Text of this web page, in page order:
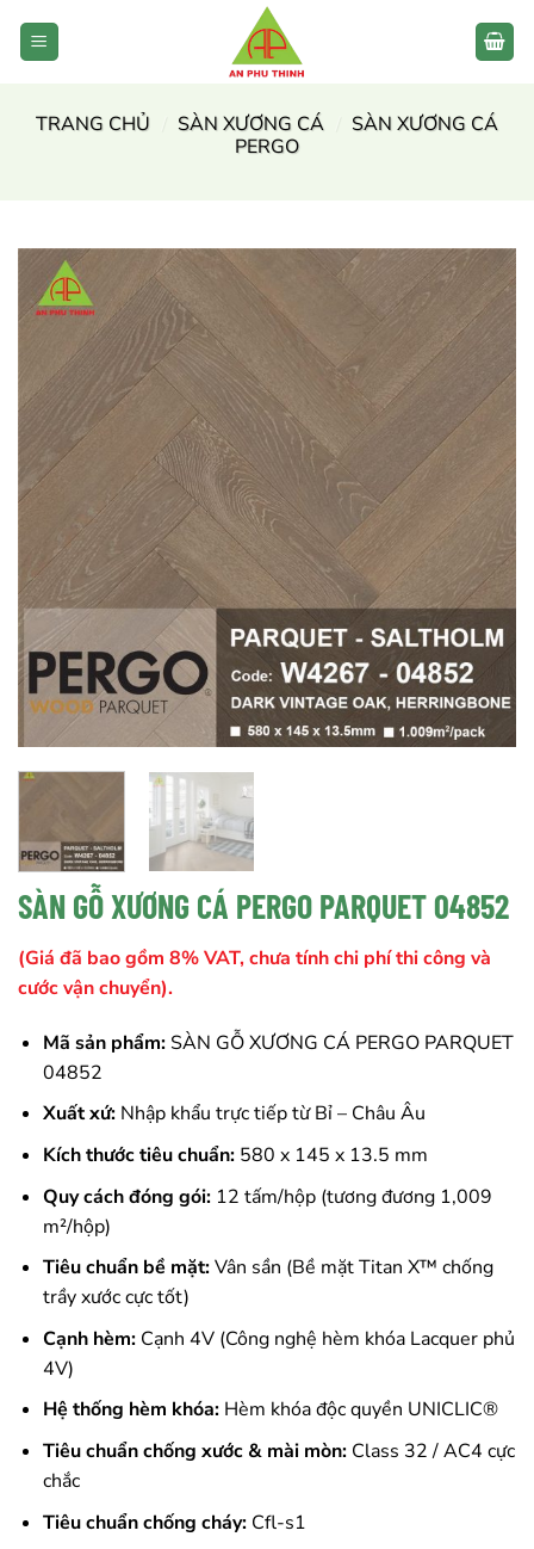
TRANG CHỦ
SÀN XƯƠNG CÁ
SÀN XƯƠNG CÁ
PERGO
SÀN GỖ XƯƠNG CÁ PERGO PARQUET 04852
(Giá đã bao gồm 8% VAT, chưa tính chi phí thi công và
cước vận chuyển).
Mã sản phẩm:SÀN GỖ XƯƠNG CÁ PERGO PARQUET
04852
Xuất xứ:Nhập khẩu trực tiếp từ Bỉ – Châu Âu
Kích thước tiêu chuẩn:580 x 145 x 13.5 mm
Quy cách đóng gói:12 tấm/hộp (tương đương 1,009
m²/hộp)
Tiêu chuẩn bề mặt:Vân sần (Bề mặt Titan X™ chống
trầy xước cực tốt)
Cạnh hèm:Cạnh 4V (Công nghệ hèm khóa Lacquer phủ
4V)
Hệ thống hèm khóa:Hèm khóa độc quyền UNICLIC®
Tiêu chuẩn chống xước & mài mòn:Class 32 / AC4 cực
chắc
Tiêu chuẩn chống cháy:Cfl-s1